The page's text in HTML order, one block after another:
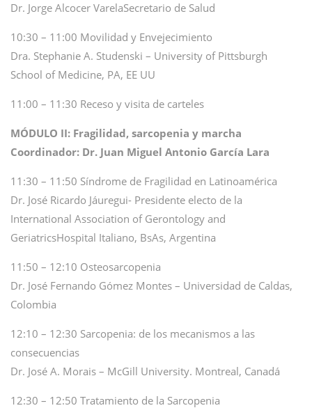
Dr. Jorge Alcocer VarelaSecretario de Salud
10:30 – 11:00 Movilidad y Envejecimiento
Dra. Stephanie A. Studenski – University of Pittsburgh
School of Medicine, PA, EE UU
11:00 – 11:30 Receso y visita de carteles
MÓDULO II: Fragilidad, sarcopenia y marcha
Coordinador: Dr. Juan Miguel Antonio García Lara
11:30 – 11:50 Síndrome de Fragilidad en Latinoamérica
Dr. José Ricardo Jáuregui- Presidente electo de la
International Association of Gerontology and
GeriatricsHospital Italiano, BsAs, Argentina
11:50 – 12:10 Osteosarcopenia
Dr. José Fernando Gómez Montes – Universidad de Caldas,
Colombia
12:10 – 12:30 Sarcopenia: de los mecanismos a las
consecuencias
Dr. José A. Morais – McGill University. Montreal, Canadá
12:30 – 12:50 Tratamiento de la Sarcopenia